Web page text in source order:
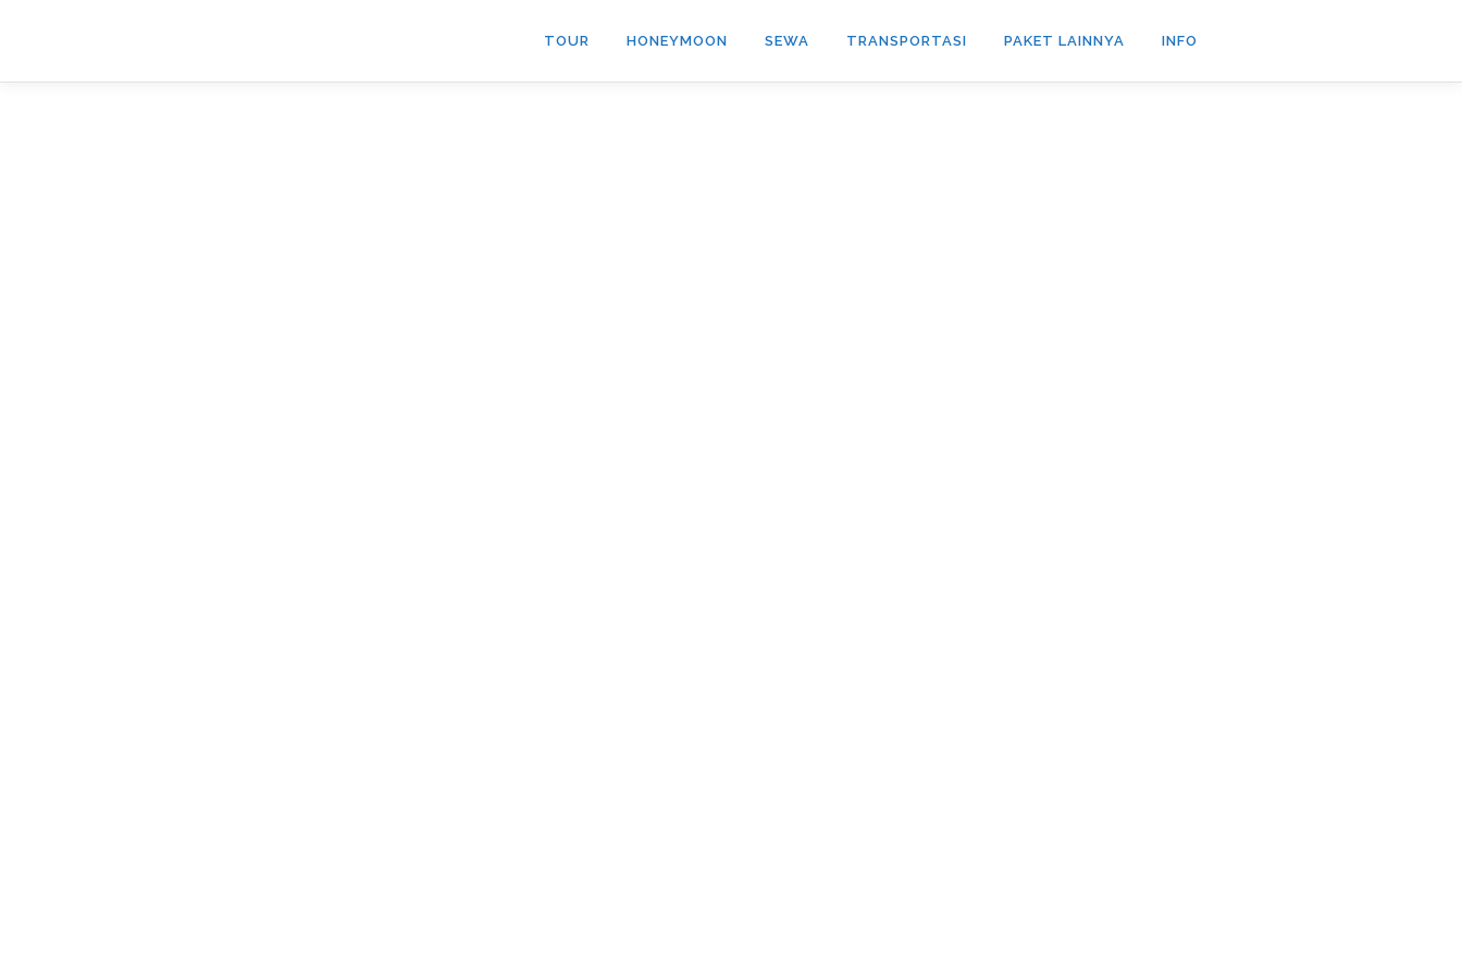
TOUR HONEYMOON SEWA TRANSPORTASI PAKET LAINNYA INFO